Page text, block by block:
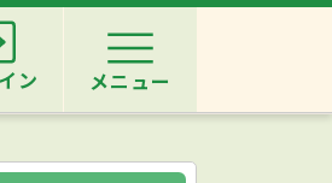
ン メニュー